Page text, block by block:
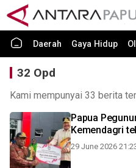
Daerah Gaya Hidup
32 Opd
Kami mempunyai 33 berita
Papua
Kemendagri
29 June 2026